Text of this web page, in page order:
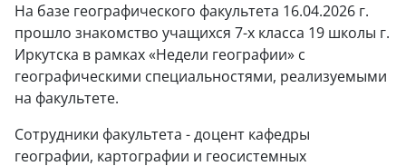
На базе географического факультета 16.04.2026 г.
прошло знакомство учащихся 7-х класса 19 школы г.
Иркутска в рамках «Недели географии» с
географическими специальностями, реализуемыми
на факультете.
Сотрудники факультета - доцент кафедры
географии, картографии и геосистемных